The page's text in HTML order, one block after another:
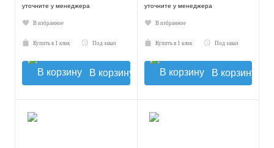
уточните у менеджера
В избранное
Купить в 1 клик Под заказ
В корзину
уточните у менеджера
В избранное
Купить в 1 клик Под заказ
В корзину